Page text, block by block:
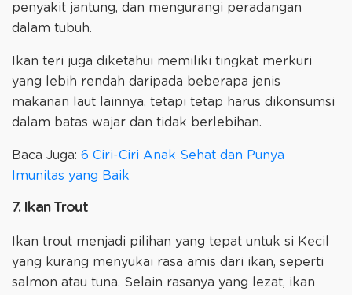
penyakit jantung, dan mengurangi peradangan
dalam tubuh.
Ikan teri juga diketahui memiliki tingkat merkuri
yang lebih rendah daripada beberapa jenis
makanan laut lainnya, tetapi tetap harus dikonsumsi
dalam batas wajar dan tidak berlebihan.
Baca Juga: 6 Ciri-Ciri Anak Sehat dan Punya
Imunitas yang Baik
7. Ikan Trout
Ikan trout menjadi pilihan yang tepat untuk si Kecil
yang kurang menyukai rasa amis dari ikan, seperti
salmon atau tuna. Selain rasanya yang lezat, ikan